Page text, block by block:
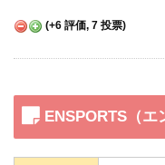
(+6 評価, 7 投票)
ENSPORTS（エ